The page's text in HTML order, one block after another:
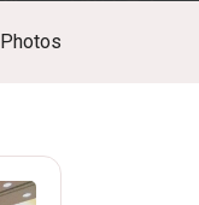
Photos